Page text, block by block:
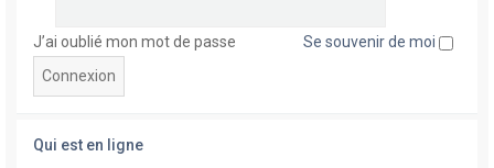
J’ai oublié mon mot de passe Se souvenir de moi
Qui est en ligne